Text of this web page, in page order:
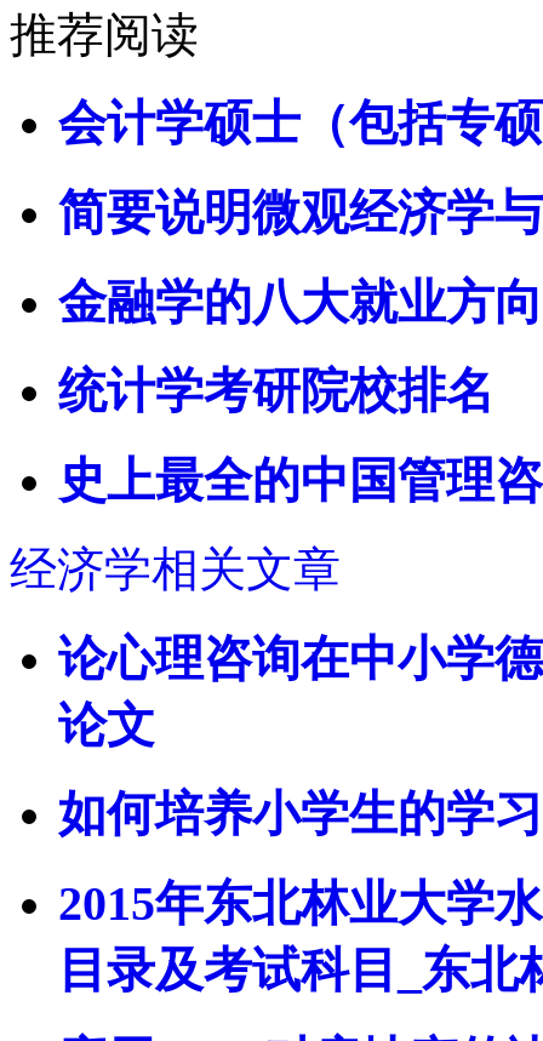
推荐阅读
会计学硕士（包括专
简要说明微观经济学
金融学的八大就业方
统计学考研院校排名
史上最全的中国管理
经济学相关文章
论心理咨询在中小学
论文
如何培养小学生的学
2015年东北林业大学
目录及考试科目_东